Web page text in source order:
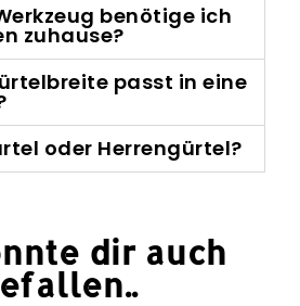
benötige ich
zuhause?
passt in eine
oder Herrengürtel?
dir auch